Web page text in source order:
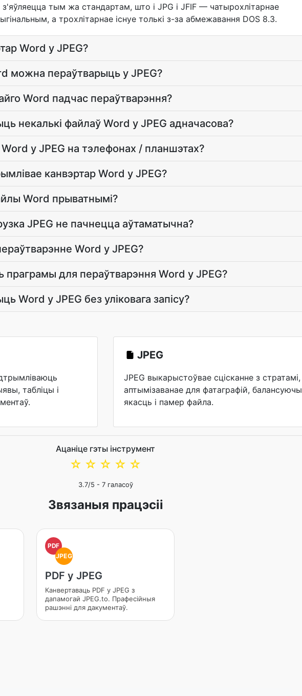
тым жа стандартам, што і JPG і JFIF — чатырохлітарнае
а трохлітарнае існуе толькі з-за абмежавання DOS 8.3.
Word у JPEG?
можна пераўтварыць у JPEG?
Word падчас пераўтварэння?
некалькі файлаў Word у JPEG адначасова?
у JPEG на тэлефонах / планшэтах?
канвэртар Word у JPEG?
Word прыватнымі?
JPEG не пачнецца аўтаматычна?
Word у JPEG?
праграмы для пераўтварэння Word у JPEG?
Word у JPEG без уліковага запісу?
табліцы і
JPEG
JPEG выкарыстоўвае сцісканне з стратамі,
аптымізаванае для фатаграфій, балансуючы
якасць і памер файла.
Ацаніце гэты інструмент
☆
☆
☆
☆
☆
3.7/5 - 7галасоў
Звязаныя працэсіі
PDF
JPEG
PDF у JPEG
Канвертаваць PDF у JPEG з
дапамогай JPEG.to. Прафесійныя
рашэнні для дакументаў.